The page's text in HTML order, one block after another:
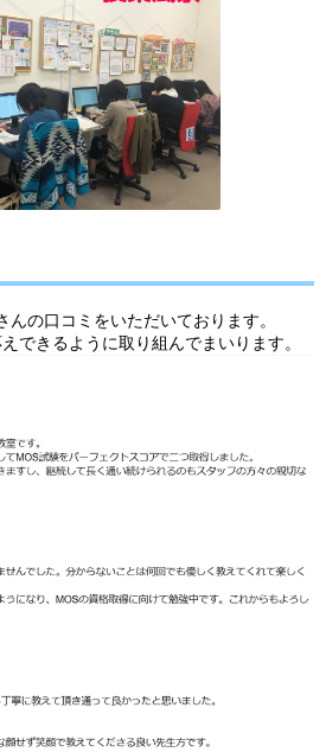
んの口コミをいただいております。
できるように取り組んでまいります。